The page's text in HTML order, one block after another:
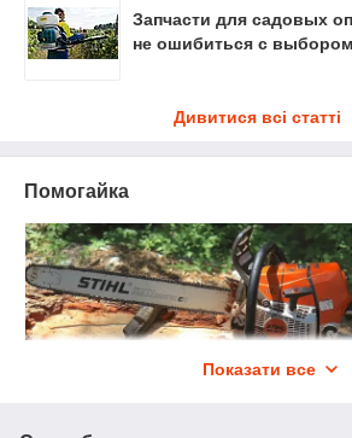
Запчасти для садовых
не ошибиться с
Дивитися всі статті
Помогайка
Показати все